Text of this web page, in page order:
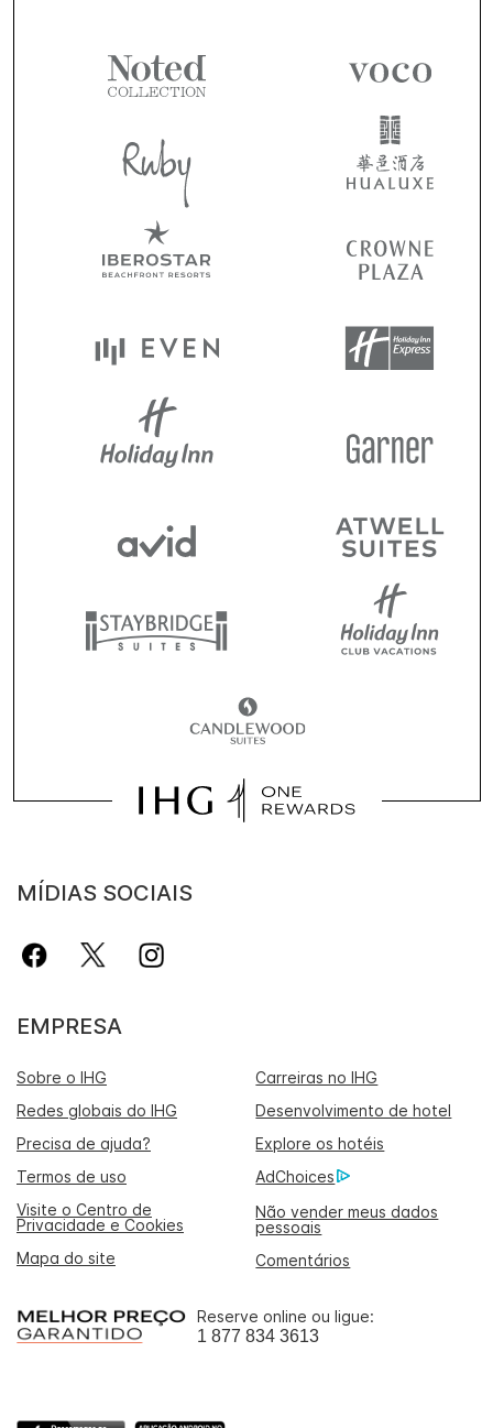
MÍDIAS SOCIAIS
EMPRESA
Sobre o IHG
Carreiras no IHG
Redes globais do IHG
Desenvolvimento de hotel
Precisa de ajuda?
Explore os hotéis
Termos de uso
AdChoices
Visite o Centro de
Privacidade e Cookies
Não vender meus dados
pessoais
Mapa do site
Comentários
Reserve online ou ligue:
1 877 834 3613